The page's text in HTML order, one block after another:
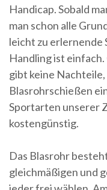
Handicap. Sobald
man schon alle
leicht zu erlernende
Handling ist einfach.
gibt keine Nachteile,
Blasrohrschießen
Sportarten unserer
kostengünstig.
Das Blasrohr
gleichmäßigen und